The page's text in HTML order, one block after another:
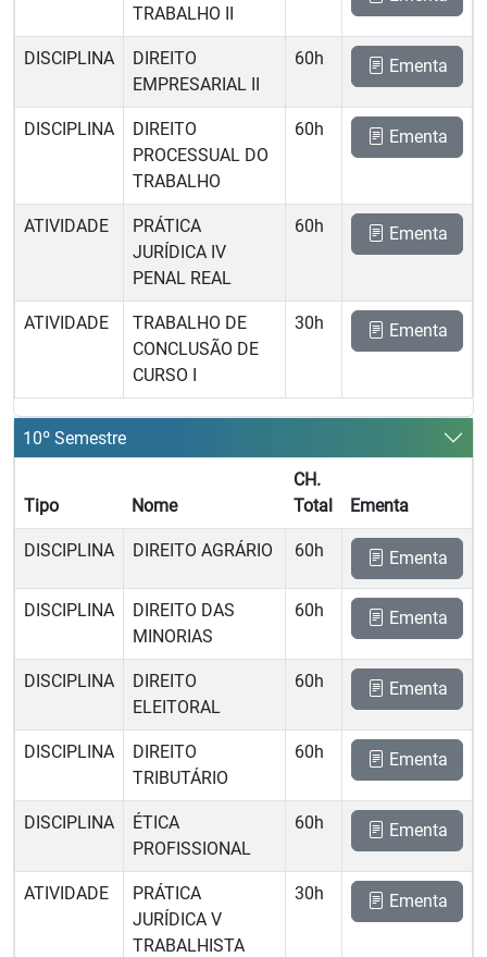
TRABALHO II
DISCIPLINA
DIREITO
EMPRESARIAL II
60h Ementa
DISCIPLINA
DIREITO
PROCESSUAL DO
TRABALHO
60h Ementa
ATIVIDADE
PRÁTICA
JURÍDICA IV 
PENAL REAL
60h Ementa
ATIVIDADE
TRABALHO DE
CONCLUSÃO DE
CURSO I
30h Ementa
10º Semestre
Tipo Nome
CH.
Total
Ementa
DISCIPLINA DIREITO AGRÁRIO 60h Ementa
DISCIPLINA
DIREITO DAS
MINORIAS
60h Ementa
DISCIPLINA
DIREITO
ELEITORAL
60h Ementa
DISCIPLINA
DIREITO
TRIBUTÁRIO
60h Ementa
DISCIPLINA
ÉTICA
PROFISSIONAL
60h Ementa
ATIVIDADE
PRÁTICA
JURÍDICA V 
TRABALHISTA
30h Ementa